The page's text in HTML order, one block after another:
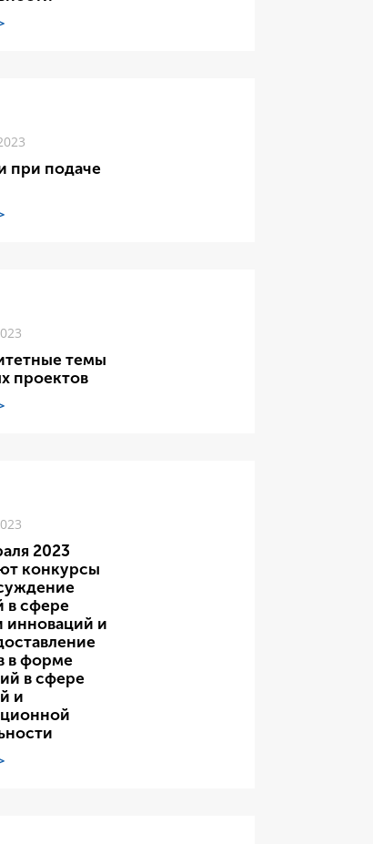
при подаче
темы
проектов
2023
конкурсы
в сфере
инноваций и
в форме
в сфере
и